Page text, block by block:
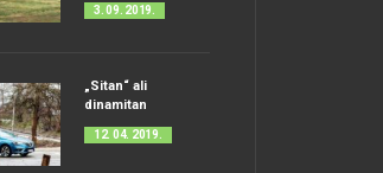
3. 09. 2019.
„Sitan“ ali
dinamitan
12. 04. 2019.